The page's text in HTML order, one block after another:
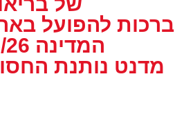
שבע אלופת
למדרסים